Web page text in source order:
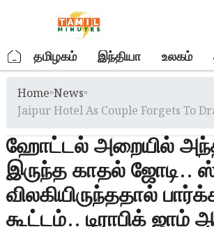
. தமிழகம் இந்தியா உலகம்
Home»News»
Jaipur Hotel As Couple Forgets To
ஹோட்டல் அறையில்
இருந்த காதல் ஜோடி..
விலகியிருந்ததால்
கூட்டம்.. டிராபிக்